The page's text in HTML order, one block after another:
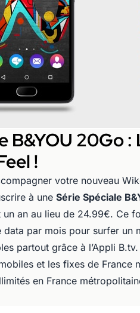
B&YOU 20Go
!
votre nouveau
à une Série Spéciale
an au lieu de 24.99€. Ce
par mois pour surfer un
partout grâce à l’Appli
et les fixes de France
en France